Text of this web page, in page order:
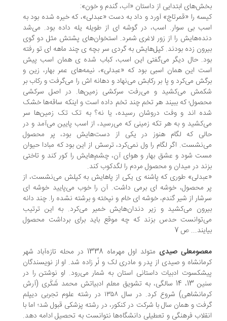
ابتدایی از داستان «آب، گندم و خون»:
را «قمرتاج» آورد و داد به دست «عبدلی»، که خیره شده بود به
بی سوار. اسب، در گوشه ای از طويله يله داده بود. می‌شد
را از زور لاغری شمرد. استخوان‌های پشتش مثل دو گوی
زده بودند. کپل‌هايش به گردی سر بچه ی چند ماهه ای تو رفته
حال ديگر می‌گفتی اين اسب، کباب شده ی همان اسب پیش
اين همان اسبی بود که «عبدلی»، نیمه‌های عمر بهار، زين و
می‌کرد و پا بر رکابش می‌نهاد و دهانه اش را می‌گرفت و رکاب بر
می‌کشید و می‌رفت سرکشی زمین‌ها. در اصل سرکشی
که ببیند هر تخم چند تخم داده است و اينکه ساقه‌ها خشک
اند و وفت دروشان رسیده، يا نه؟ به تک تک زمین‌ها سر
و به هر تکه زمینی که می‌رسید، از اسب پايین می‌آمد و در
که لگام هنوز در يکی از دست‌هايش بود، پر محصول
اگر لگام را ول نمی‌کرد، ترسش از اين بود که مبادا حیوان
شود و عشق بهار و هوای آن، چشم‌هايش را کور کند و تاختی
در میدان و محصول مردم را لگدکوب کند.
طوری که پاشنه ی يکی از پاهايش به کپلش می‌نشست، از
محصول، خوشه ای برمی داشت. آن را خوب می‌پايید خوشه ای
از شیر گندم، خوشه ای خام و نپخته و برشته نشده را. چند دانه
می‌کشید و زير دندان‌هايش خمیر می‌کرد. به اين ترتیب
حدس بزند که چه موقع بايد برای برداشت محصول
ص 7
صیدی
متولد اول مهرماه 1338 در محله تازه‌آباد شهر
و صیدی از پدر و مادری لک و لُر زاده شد. او از نویسندگان
ادبیات داستانی استان به شمار می‌رود. او نوشتن را در
سنین 13، 14 سالگی، به تشویق معلم ادبیاتش محمد شَکَری (آرش
کرمانشاهی) شروع کرد. در سال ۱۳۵۸ در رشته علوم تجربی دیپلم
و همان سال با شرکت در کنکور، در رشته پزشکی قبول شد؛ اما با
فرهنگی و تعطیلی دانشگاه‌ها نتوانست به تحصیل ادامه دهد.